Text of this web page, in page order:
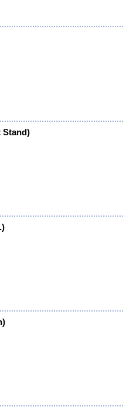
Stand)